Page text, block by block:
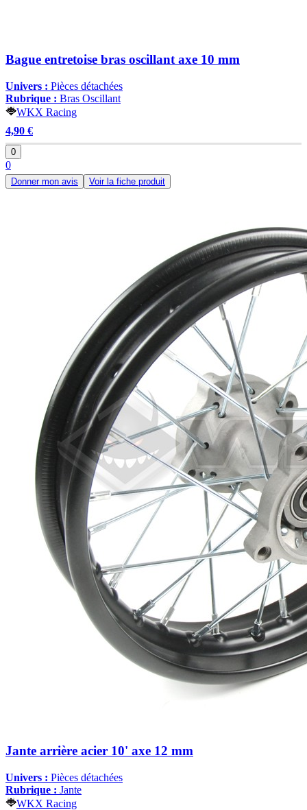
Bague entretoise bras oscillant axe 10 mm
Univers : Pièces détachées
Rubrique : Bras Oscillant
WKX Racing
4,90 €
0
0
Donner mon avis Voir la fiche produit
Jante arrière acier 10' axe 12 mm
Univers : Pièces détachées
Rubrique : Jante
WKX Racing